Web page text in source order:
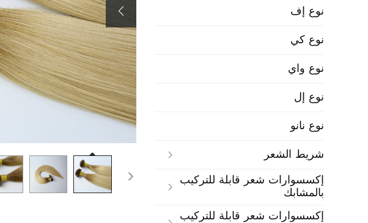
نوع إف
نوع كي
نوع واي
نوع إل
نوع نانو
شريط الشعر
إكسسوارات شعر قابلة للتركيب
بالمشابك
إكسسوارات شعر قابلة للتركيب